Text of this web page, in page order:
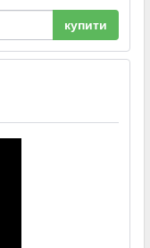
купити